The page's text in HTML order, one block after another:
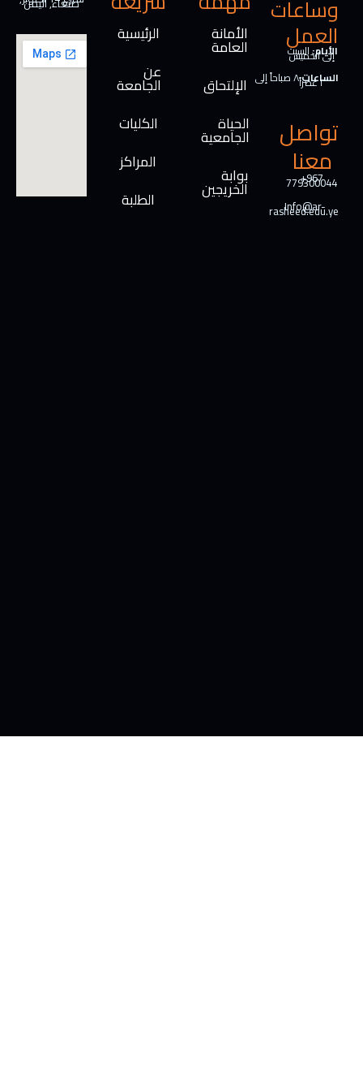
وساعات
العمل
الأيام:السبت
إلى الخميس
الساعات: ٨ صباحاً إلى ٢ عصراً
تواصل
معنا
+967
779300044
Info@ar-
rasheed.edu.ye
الأمانة
العامة
الإلتحاق
الحياة
الجامعية
بوابة
الخريجين
الرئيسية
عن
الجامعة
الكليات
المراكز
الطلبة